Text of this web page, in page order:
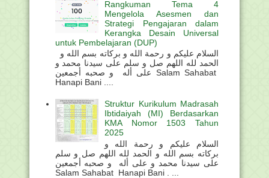
Rangkuman Tema 4
Mengelola Asesmen dan
Strategi Pengajaran dalam
Kerangka Desain Universal
untuk Pembelajaran (DUP)
الحمد لله اللهم صل و سلم على سيدنا محمد و
على أله و صحبه أجمعين Salam Sahabat
Hanapi Bani ....
Struktur Kurikulum Madrasah
Ibtidaiyah (MI) Berdasarkan
KMA Nomor 1503 Tahun
2025
السلام عليكم و رحمة الله و
بركاته بسم الله و الحمد لله اللهم صل و سلم
على سيدنا محمد و على أله و صحبه أجمعين
Salam Sahabat Hanapi Bani . ...